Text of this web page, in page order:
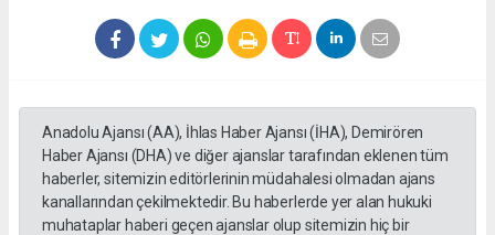
Anadolu Ajansı (AA), İhlas Haber Ajansı (İHA), Demirören
Haber Ajansı (DHA) ve diğer ajanslar tarafından eklenen tüm
haberler, sitemizin editörlerinin müdahalesi olmadan ajans
kanallarından çekilmektedir. Bu haberlerde yer alan hukuki
muhataplar haberi geçen ajanslar olup sitemizin hiç bir